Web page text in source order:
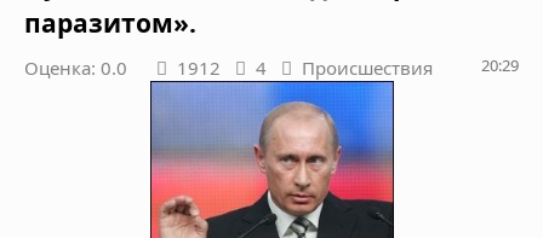
паразитом».
Оценка: 0.0 1912 4 Происшествия 20:29